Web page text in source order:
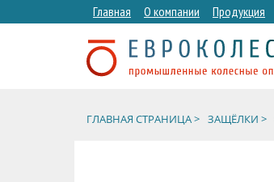
Главная О компании Продукция
ГЛАВНАЯ СТРАНИЦА > ЗАЩЁЛКИ >